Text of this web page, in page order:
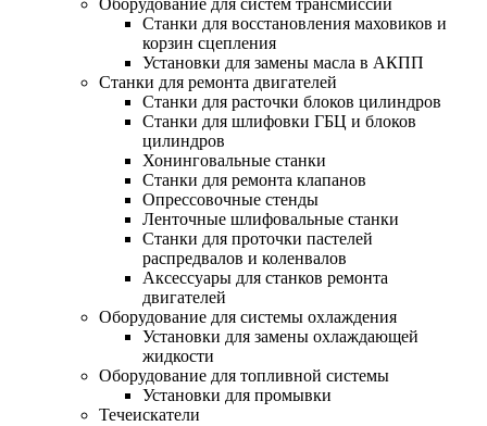
Оборудование для систем трансмиссии
Станки для восстановления маховиков и
корзин сцепления
Установки для замены масла в АКПП
Станки для ремонта двигателей
Станки для расточки блоков цилиндров
Станки для шлифовки ГБЦ и блоков
цилиндров
Хонинговальные станки
Станки для ремонта клапанов
Опрессовочные стенды
Ленточные шлифовальные станки
Станки для проточки пастелей
распредвалов и коленвалов
Аксессуары для станков ремонта
двигателей
Оборудование для системы охлаждения
Установки для замены охлаждающей
жидкости
Оборудование для топливной системы
Установки для промывки
Течеискатели